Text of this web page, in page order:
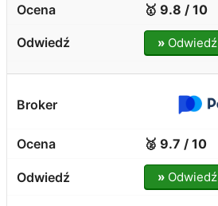
🥇 9.8 / 10
» Odwiedź
🥈 9.7 / 10
» Odwiedź